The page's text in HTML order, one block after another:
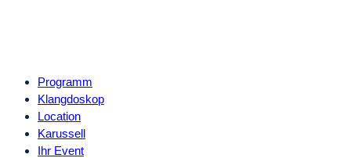
Programm
Klangdoskop
Location
Karussell
Ihr Event